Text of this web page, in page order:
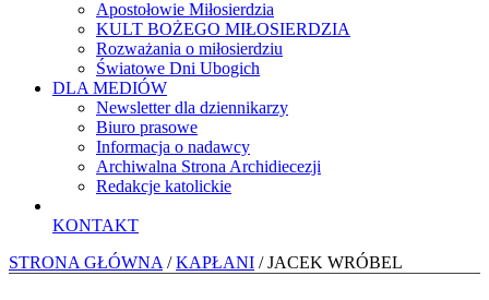
Apostołowie Miłosierdzia
KULT BOŻEGO MIŁOSIERDZIA
Rozważania o miłosierdziu
Światowe Dni Ubogich
DLA MEDIÓW
Newsletter dla dziennikarzy
Biuro prasowe
Informacja o nadawcy
Archiwalna Strona Archidiecezji
Redakcje katolickie
KONTAKT
STRONA GŁÓWNA /KAPŁANI / JACEK WRÓBEL